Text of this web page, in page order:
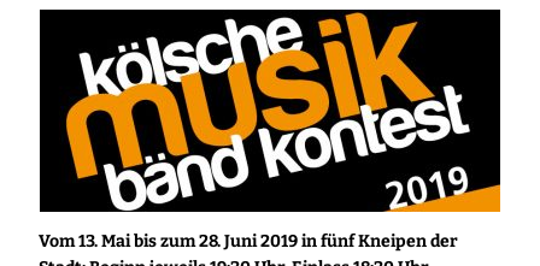
Vom 13. Mai bis zum 28. Juni 2019 in fünf Kneipen der